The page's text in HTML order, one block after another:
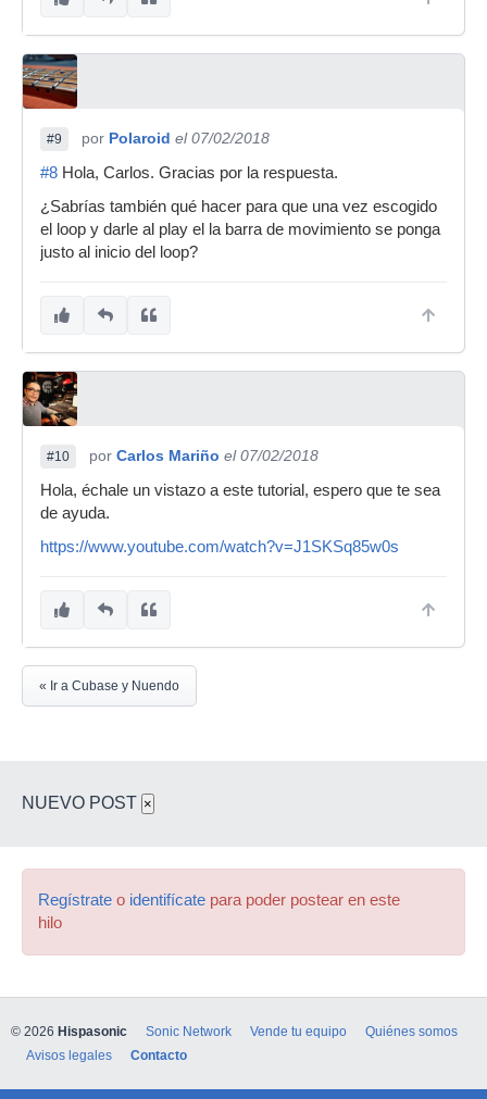
#9 por Polaroid el 07/02/2018
#8 Hola, Carlos. Gracias por la respuesta.
¿Sabrías también qué hacer para que una vez escogido
el loop y darle al play el la barra de movimiento se ponga
justo al inicio del loop?
#10 por Carlos Mariño el 07/02/2018
Hola, échale un vistazo a este tutorial, espero que te sea
de ayuda.
https://www.youtube.com/watch?v=J1SKSq85w0s
« Ir a Cubase y Nuendo
NUEVO POST ×
Regístrate o identifícate para poder postear en este
hilo
© 2026 Hispasonic Sonic Network Vende tu equipo
Quiénes somos
Avisos legales
Contacto